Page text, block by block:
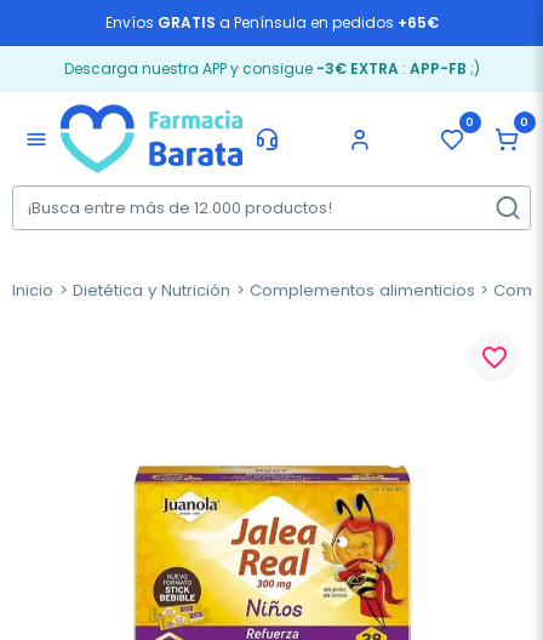
Envíos GRATIS a Península en pedidos +65€
Descarga nuestra APP y consigue -3€ EXTRA: APP-FB ;)
menu
0 0
Inicio Dietética y Nutrición Complementos alimenticios
favorite_border